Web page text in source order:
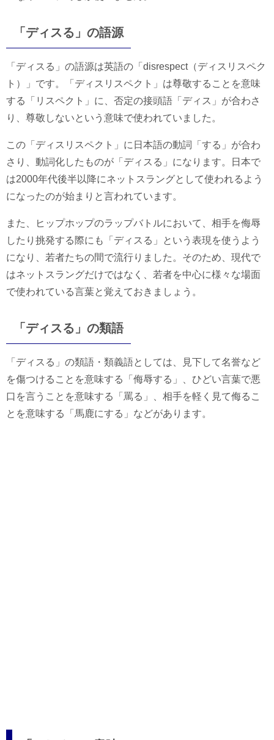
「ディスる」の語源
「ディスる」の語源は英語の「disrespect（ディスリスペク
ト）」です。「ディスリスペクト」は尊敬することを意味
する「リスペクト」に、否定の接頭語「ディス」が合わさ
り、尊敬しないという意味で使われていました。
この「ディスリスペクト」に日本語の動詞「する」が合わ
さり、動詞化したものが「ディスる」になります。日本で
は2000年代後半以降にネットスラングとして使われるよう
になったのが始まりと言われています。
また、ヒップホップのラップバトルにおいて、相手を侮辱
したり挑発する際にも「ディスる」という表現を使うよう
になり、若者たちの間で流行りました。そのため、現代で
はネットスラングだけではなく、若者を中心に様々な場面
で使われている言葉と覚えておきましょう。
「ディスる」の類語
「ディスる」の類語・類義語としては、見下して名誉など
を傷つけることを意味する「侮辱する」、ひどい言葉で悪
口を言うことを意味する「罵る」、相手を軽く見て侮るこ
とを意味する「馬鹿にする」などがあります。